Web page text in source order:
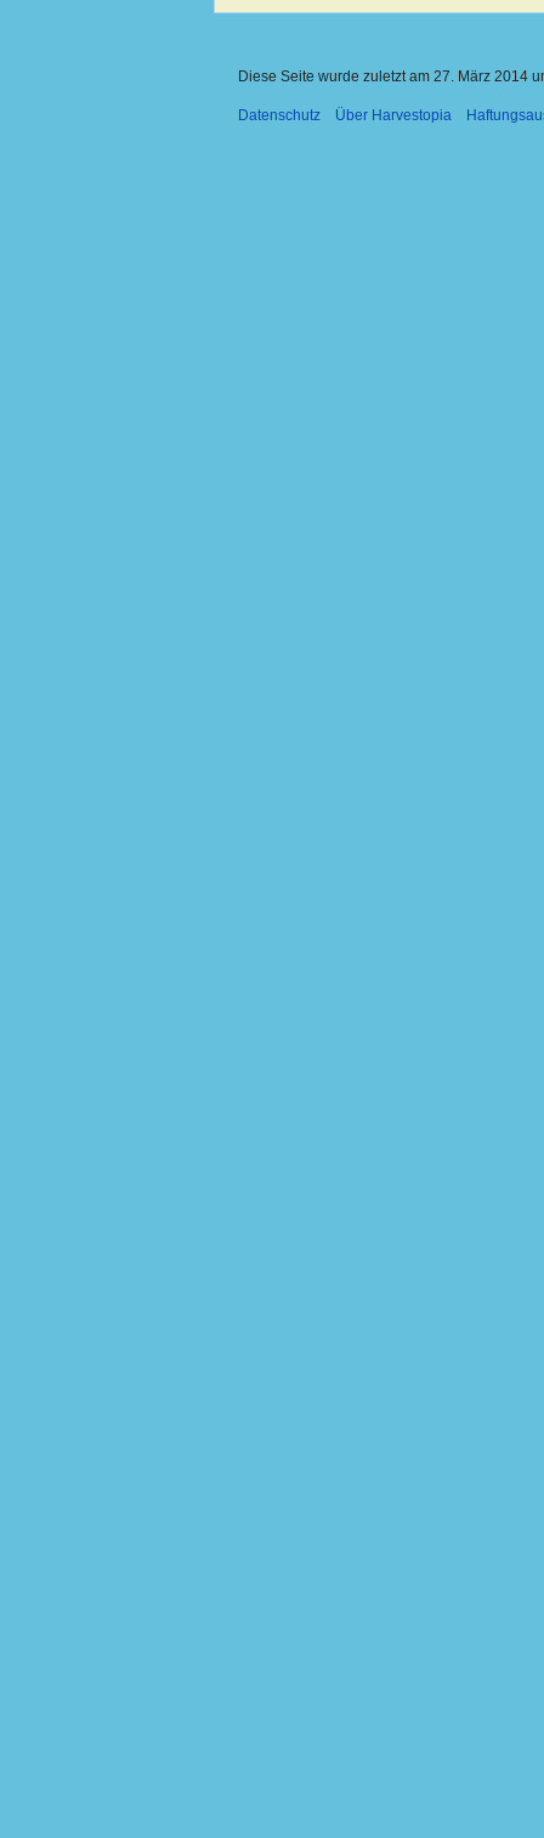
Diese Seite wurde zuletzt am 27. März 2014
Datenschutz Über Harvestopia